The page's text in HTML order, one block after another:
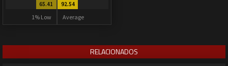
65.41
1% Low
92.54
Average
RELACIONADOS